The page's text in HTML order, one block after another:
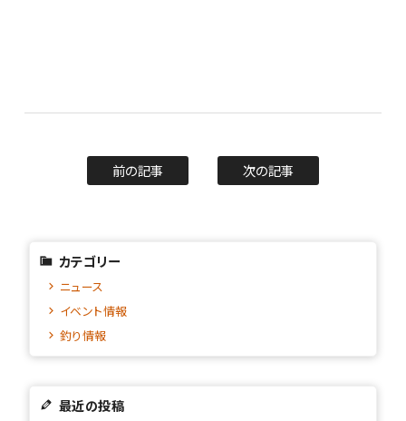
前の記事 次の記事
カテゴリー
ニュース
イベント情報
釣り情報
最近の投稿